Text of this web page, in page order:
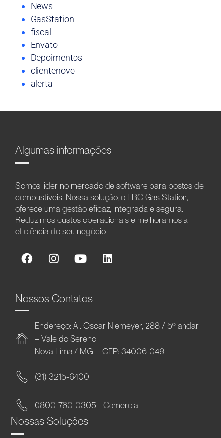
News
GasStation
fiscal
Envato
Depoimentos
clientenovo
alerta
Algumas informações
Somos líder no mercado de software para postos de
combustíveis. Nossa solução, o LBC Gas Station,
oferece uma gestão eficaz, integrada e segura.
Reduzimos custos operacionais e melhoramos a
eficiência do seu negócio.
Nossos Contatos
Endereço: Al. Oscar Niemeyer, 288 / 5º andar
– Vale do Sereno
Nova Lima / MG – CEP: 34006-049
(31) 3215-6400
0800-760-0305 - Comercial
Nossas Soluções